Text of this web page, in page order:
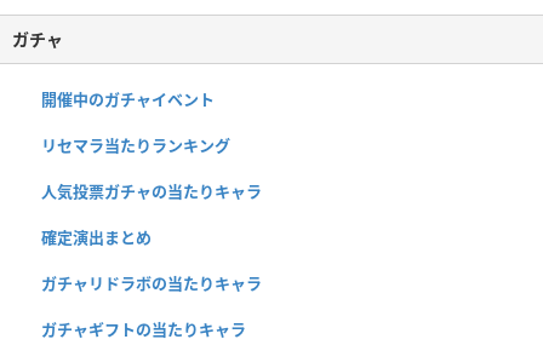
ガチャ
開催中のガチャイベント
リセマラ当たりランキング
人気投票ガチャの当たりキャラ
確定演出まとめ
ガチャリドラボの当たりキャラ
ガチャギフトの当たりキャラ